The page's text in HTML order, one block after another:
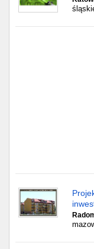
Kielce
Częstochowa